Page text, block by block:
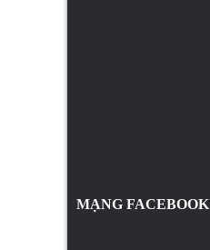
MẠNG FACEBOOK